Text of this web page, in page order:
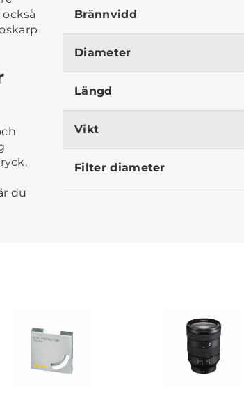
du
Brännvidd
Diameter
Längd
Vikt
Filter diameter